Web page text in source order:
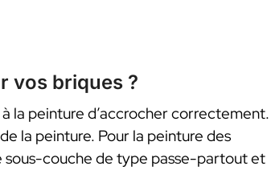
vos briques ?
la peinture d’accrocher correctement.
la peinture. Pour la peinture des
sous-couche de type passe-partout et